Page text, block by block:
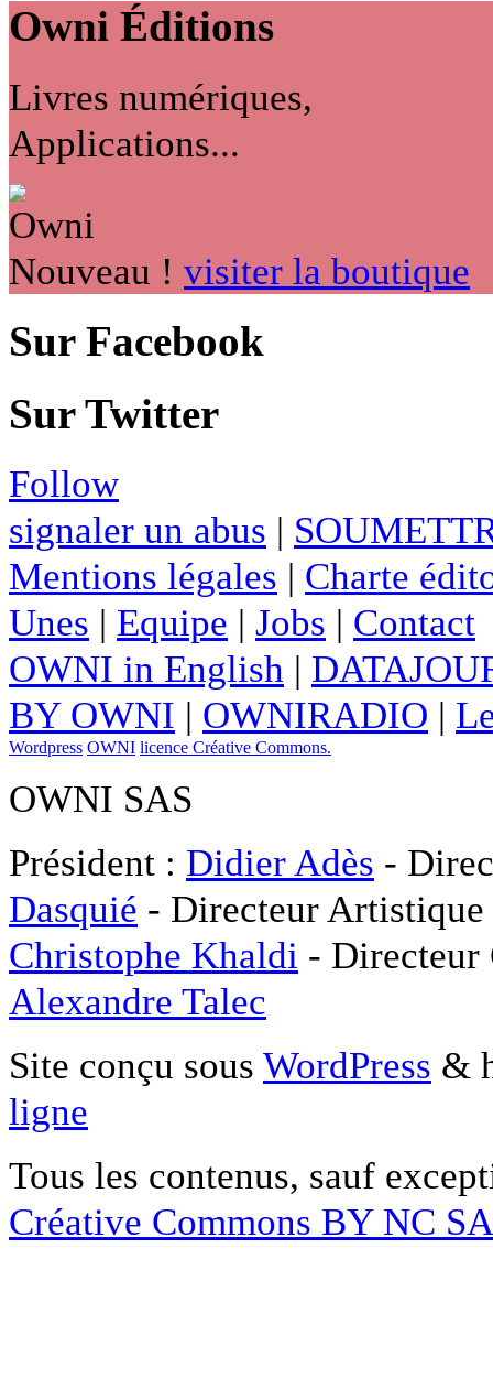
Owni Éditions
Livres numériques,
Applications...
Nouveau ! visiter la boutique
Sur Facebook
Sur Twitter
Follow
signaler un abus |
Mentions légales | Charte
Unes | Equipe | Jobs | Contact
OWNI in English |
BY OWNI | OWNIRADIO |
Wordpress OWNI licence Créative Commons.
OWNI SAS
Président : Didier Adès -
Dasquié - Directeur
Christophe Khaldi -
Alexandre Talec
Site conçu sous WordPress &
ligne
Tous les contenus, sauf
Créative Commons BY NC SA